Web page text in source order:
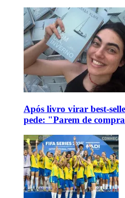
Após livro virar best-
pede: "Parem de